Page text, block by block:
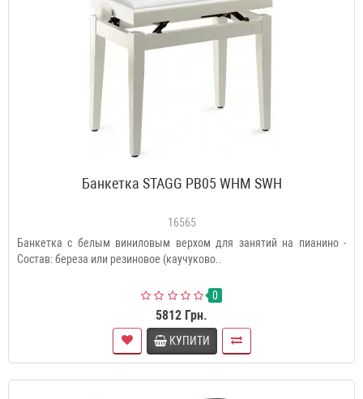
Банкетка STAGG PB05 WHM SWH
16565
Банкетка с белым виниловым верхом для занятий на пианино -
Состав: береза или резиновое (каучуково..
0
5812 Грн.
КУПИТИ